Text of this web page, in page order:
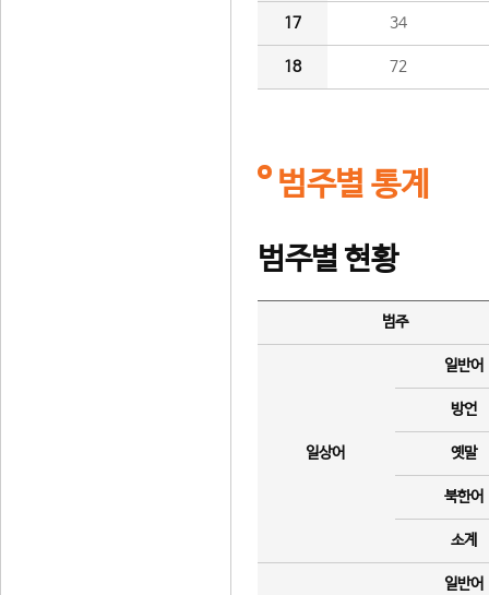
17 34
18 72
범주별 통계
범주별 현황
범주
일상어
일반어
방언
옛말
북한어
소계
일반어